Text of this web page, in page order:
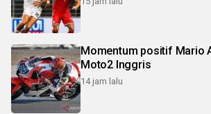
Momentum positif Mario
Moto2 Inggris
14 jam lalu